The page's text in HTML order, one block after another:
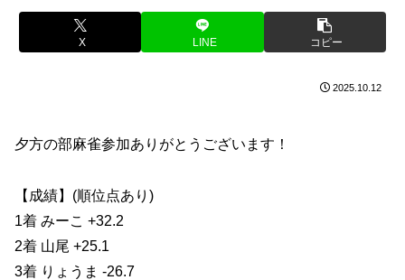
X LINE コピー
2025.10.12
夕方の部麻雀参加ありがとうございます！
【成績】(順位点あり)
1着 みーこ +32.2
2着 山尾 +25.1
3着 りょうま -26.7